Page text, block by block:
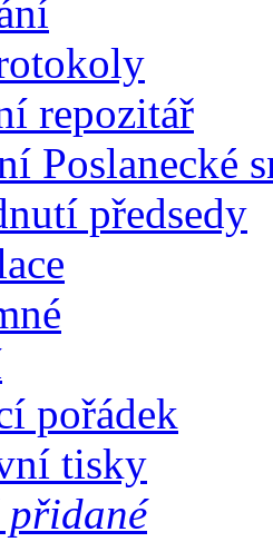
repozitář
Poslanecké
předsedy
pořádek
tisky
přidané